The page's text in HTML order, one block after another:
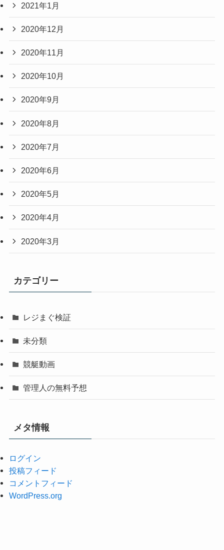
2021年1月
2020年12月
2020年11月
2020年10月
2020年9月
2020年8月
2020年7月
2020年6月
2020年5月
2020年4月
2020年3月
カテゴリー
レジまぐ検証
未分類
競艇動画
管理人の無料予想
メタ情報
ログイン
投稿フィード
コメントフィード
WordPress.org